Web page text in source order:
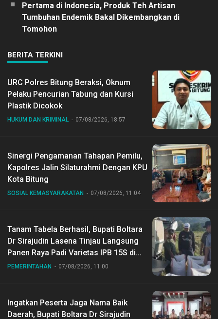
Pertama di Indonesia, Produk Teh Artisan
Tumbuhan Endemik Bakal Dikembangkan di
Tomohon
BERITA TERKINI
URC Polres Bitung Beraksi, Oknum
Pelaku Pencurian Tabung dan Kursi
Plastik Dicokok
HUKUM DAN KRIMINAL 07/08/2026, 18:57
Sinergi Pengamanan Tahapan Pemilu,
Kapolres Jalin Silaturahmi Dengan KPU
Kota Bitung
SOSIAL KEMASYARAKATAN 07/08/2026, 11:04
Tanam Tabela Berhasil, Bupati Boltara
Dr Sirajudin Lasena Tinjau Langsung
Panen Raya Padi Varietas IPB 15S di
Desa Gihang
PEMERINTAHAN 07/08/2026, 11:00
Ingatkan Peserta Jaga Nama Baik
Daerah, Bupati Boltara Dr Sirajudin